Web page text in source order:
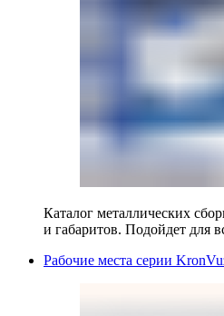
Каталог металлических
и габаритов. Подойдет для
Рабочие места серии